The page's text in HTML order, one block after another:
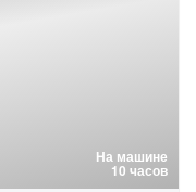
На машине
10 часов